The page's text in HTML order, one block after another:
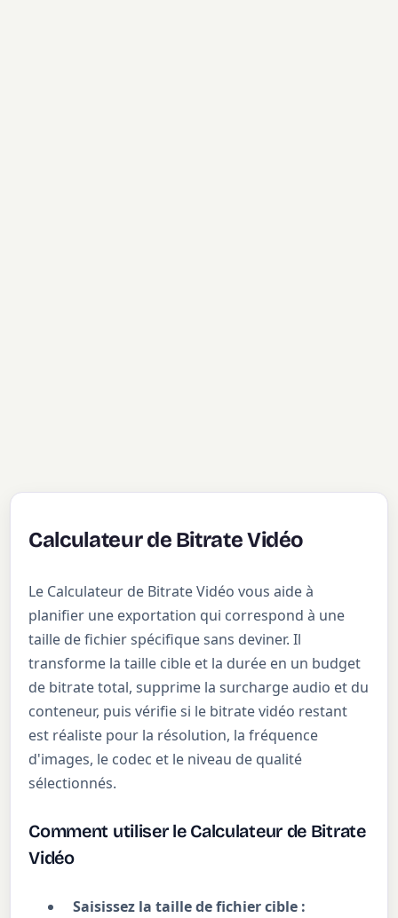
Calculateur de Bitrate Vidéo
Le Calculateur de Bitrate Vidéo vous aide à
planifier une exportation qui correspond à une
taille de fichier spécifique sans deviner. Il
transforme la taille cible et la durée en un budget
de bitrate total, supprime la surcharge audio et du
conteneur, puis vérifie si le bitrate vidéo restant
est réaliste pour la résolution, la fréquence
d'images, le codec et le niveau de qualité
sélectionnés.
Comment utiliser le Calculateur de Bitrate
Vidéo
Saisissez la taille de fichier cible :